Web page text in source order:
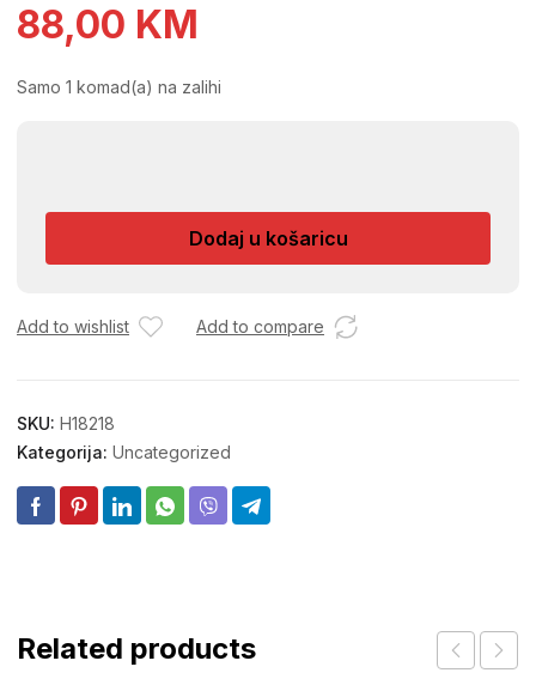
88,00 KM
Samo 1 komad(a) na zalihi
0,8
količina
Dodaj u košaricu
Add to wishlist Add to compare
SKU: H18218
Kategorija: Uncategorized
Related products